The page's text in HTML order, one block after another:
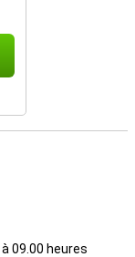
à 09.00 heures